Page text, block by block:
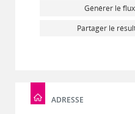
Générer le
Partager le
ADRESSE